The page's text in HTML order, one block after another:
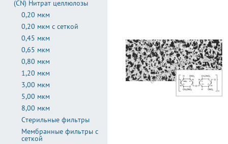
(CN) Нитрат целлюлозы
0,20 мкм
0,20 мкм с сеткой
0,45 мкм
0,65 мкм
0,80 мкм
1,20 мкм
3,00 мкм
5,00 мкм
8,00 мкм
Стерильные фильтры
Мембранные фильтры с
сеткой